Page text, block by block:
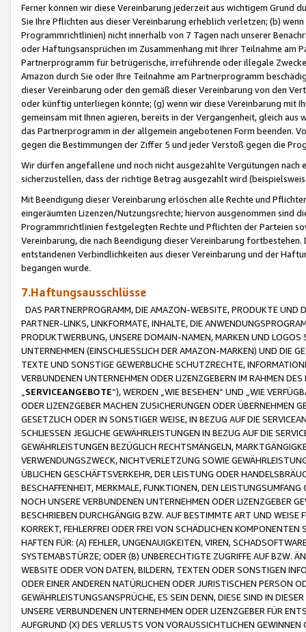
Ferner können wir diese Vereinbarung jederzeit aus wichtigem Grund
Sie Ihre Pflichten aus dieser Vereinbarung erheblich verletzen; (b)
Programmrichtlinien) nicht innerhalb von 7 Tagen nach unserer
oder Haftungsansprüchen im Zusammenhang mit Ihrer Teilnahme am
Partnerprogramm für betrügerische, irreführende oder illegale
Amazon durch Sie oder Ihre Teilnahme am Partnerprogramm
dieser Vereinbarung oder den gemäß dieser Vereinbarung von den
oder künftig unterliegen könnte; (g) wenn wir diese Vereinbarung mit
gemeinsam mit Ihnen agieren, bereits in der Vergangenheit, gleich
das Partnerprogramm in der allgemein angebotenen Form beenden.
gegen die Bestimmungen der Ziffer 5 und jeder Verstoß gegen die
Wir dürfen angefallene und noch nicht ausgezahlte Vergütungen
sicherzustellen, dass der richtige Betrag ausgezahlt wird
Mit Beendigung dieser Vereinbarung erlöschen alle Rechte und
eingeräumten Lizenzen/Nutzungsrechte; hiervon ausgenommen sind
Programmrichtlinien festgelegten Rechte und Pflichten der Parteien
Vereinbarung, die nach Beendigung dieser Vereinbarung
entstandenen Verbindlichkeiten aus dieser Vereinbarung und der
begangen wurde.
7.Haftungsausschlüsse
DAS PARTNERPROGRAMM, DIE AMAZON-WEBSITE, PRODUKTE UND
PARTNER-LINKS, LINKFORMATE, INHALTE, DIE
PRODUKTWERBUNG, UNSERE DOMAIN-NAMEN, MARKEN UND
UNTERNEHMEN (EINSCHLIESSLICH DER AMAZON-MARKEN) UND DIE
TEXTE UND SONSTIGE GEWERBLICHE SCHUTZRECHTE,
VERBUNDENEN UNTERNEHMEN ODER LIZENZGEBERN IM RAHMEN
SERVICEANGEBOTE“), WERDEN „WIE BESEHEN“ UND „WIE
ODER LIZENZGEBER MACHEN ZUSICHERUNGEN ODER ÜBERNEHMEN
GESETZLICH ODER IN SONSTIGER WEISE, IN BEZUG AUF DIE
SCHLIESSEN JEGLICHE GEWÄHRLEISTUNGEN IN BEZUG AUF DIE
GEWÄHRLEISTUNGEN BEZÜGLICH RECHTSMÄNGELN,
VERWENDUNGSZWECK, NICHTVERLETZUNG SOWIE
ÜBLICHEN GESCHÄFTSVERKEHR, DER LEISTUNG ODER
BESCHAFFENHEIT, MERKMALE, FUNKTIONEN, DEN
NOCH UNSERE VERBUNDENEN UNTERNEHMEN ODER LIZENZGEBER
BESCHRIEBEN DURCHGÄNGIG BZW. AUF BESTIMMTE ART UND
KORREKT, FEHLERFREI ODER FREI VON SCHÄDLICHEN
HAFTEN FÜR: (A) FEHLER, UNGENAUIGKEITEN, VIREN,
SYSTEMABSTÜRZE; ODER (B) UNBERECHTIGTE ZUGRIFFE AUF BZW.
WEBSITE ODER VON DATEN, BILDERN, TEXTEN ODER SONSTIGEN
ODER EINER ANDEREN NATÜRLICHEN ODER JURISTISCHEN PERSON
GEWÄHRLEISTUNGSANSPRÜCHE, ES SEIN DENN, DIESE SIND IN
UNSERE VERBUNDENEN UNTERNEHMEN ODER LIZENZGEBER FÜR
AUFGRUND (X) DES VERLUSTS VON VORAUSSICHTLICHEN